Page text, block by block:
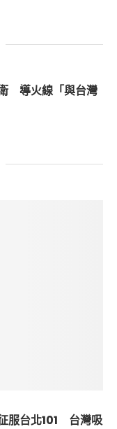
導火線「與台灣
服台北101 台灣吸